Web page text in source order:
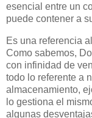
esencial entre un
puede contener a
Es una referencia
Como sabemos,
con infinidad de
todo lo referente a
almacenamiento,
lo gestiona el
algunas